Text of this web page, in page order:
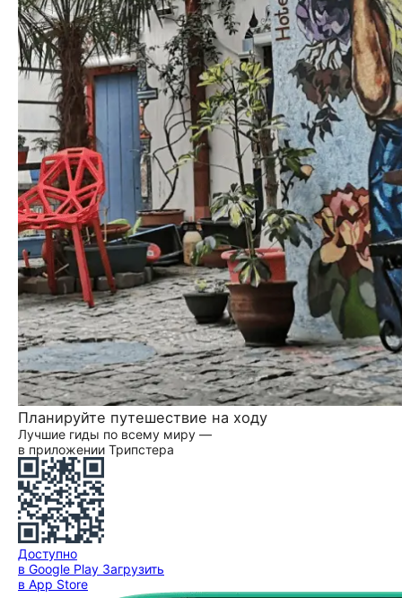
Планируйте путешествие на ходу
Лучшие гиды по всему миру —
в приложении Трипстера
Доступно
в Google Play Загрузить
в App Store